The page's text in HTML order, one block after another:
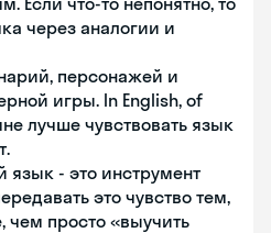
через аналогии и
персонажей и
игры. In English, of
лучше чувствовать язык
- это инструмент
это чувство тем,
чем просто «выучить